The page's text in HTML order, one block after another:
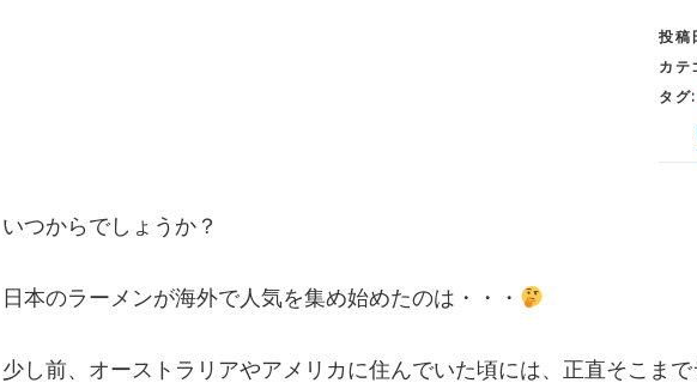
投稿
カテ
タグ:
いつからでしょうか？
日本のラーメンが海外で人気を集め始めたのは・・・
少し前、オーストラリアやアメリカに住んでいた頃には、正直そこま